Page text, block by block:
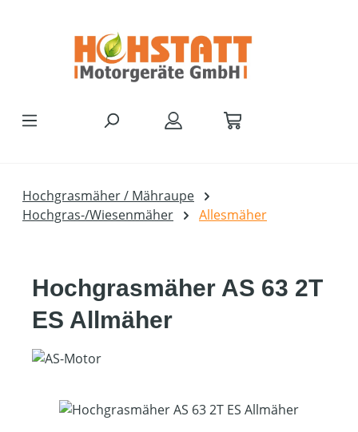
Hochgrasmäher / Mähraupe
Hochgras-/Wiesenmäher
Allesmäher
Hochgrasmäher AS 63 2T
ES Allmäher
Bildergalerie überspringen